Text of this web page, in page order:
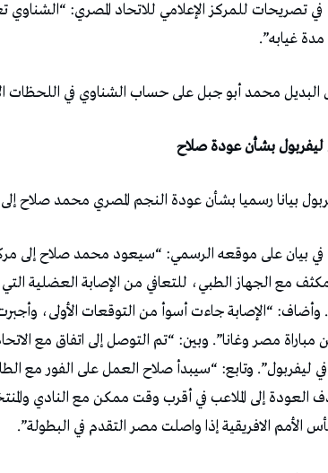
في تصريحات للمركز الإعلامي للاتحاد المصري:
غيابه”.
محمد أبو جبل على حساب الشناوي في اللحظات
بشأن عودة صلاح
بيانا رسميا بشأن عودة النجم المصري محمد صلاح إلى
في بيان على موقعه الرسمي: “سيعود محمد صلاح إلى مركز
مكثف مع الجهاز الطبي، للتعافي من الإصابة العضلية
وأضاف: “الإصابة جاءت أسوأ من التوقعات الأولى،
مباراة مصر وغانا”. وبين: “تم التوصل إلى اتفاق مع
ليفربول”. وتابع: “سيبدأ صلاح العمل على الفور مع
العودة إلى الملاعب في أقرب وقت ممكن مع النادي
الأمم الافريقية إذا واصلت مصر التقدم في البطولة”.